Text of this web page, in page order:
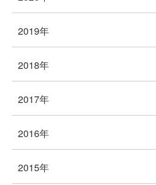
2019年
2018年
2017年
2016年
2015年